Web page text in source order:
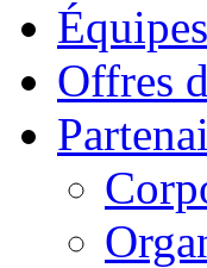
Offres